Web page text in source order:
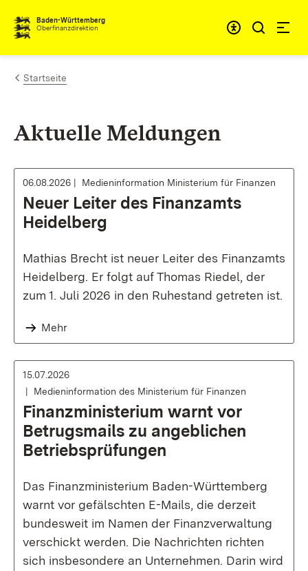
Zum Inhalt springen
Baden-Württemberg
Oberfinanzdirektion
Startseite
Aktuelle Meldungen
06.08.2026 Medieninformation Ministerium für Finanzen
Neuer Leiter des Finanzamts
Heidelberg
Mathias Brecht ist neuer Leiter des Finanzamts
Heidelberg. Er folgt auf Thomas Riedel, der
zum 1. Juli 2026 in den Ruhestand getreten ist.
Mehr
15.07.2026
Medieninformation des Ministerium für Finanzen
Finanzministerium warnt vor
Betrugsmails zu angeblichen
Betriebsprüfungen
Das Finanzministerium Baden-Württemberg
warnt vor gefälschten E-Mails, die derzeit
bundesweit im Namen der Finanzverwaltung
verschickt werden. Die Nachrichten richten
sich insbesondere an Unternehmen. Darin wird